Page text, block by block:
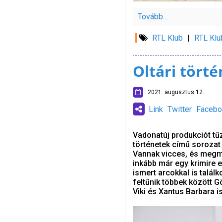
Tovább...
RTL Klub | RTL
Oltári
2021. augusztus 12.
Link Twitter
Vadonatúj produkciót
történetek című
Vannak vicces, és
inkább már egy krimire
ismert arcokkal is
feltűnik többek között
Viki és Xantus Barbara